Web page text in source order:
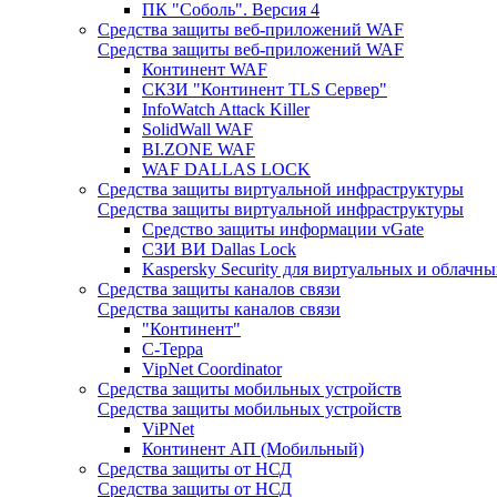
ПК "Соболь". Версия 4
Средства защиты веб-приложений WAF
Средства защиты веб-приложений WAF
Континент WAF
СКЗИ "Континент TLS Сервер"
InfoWatch Attack Killer
SolidWall WAF
BI.ZONE WAF
WAF DALLAS LOCK
Средства защиты виртуальной инфраструктуры
Средства защиты виртуальной инфраструктуры
Средство защиты информации vGate
СЗИ ВИ Dallas Lock
Kaspersky Security для виртуальных и
Средства защиты каналов связи
Средства защиты каналов связи
"Континент"
С-Терра
VipNet Coordinator
Средства защиты мобильных устройств
Средства защиты мобильных устройств
ViPNet
Континент АП (Мобильный)
Средства защиты от НСД
Средства защиты от НСД